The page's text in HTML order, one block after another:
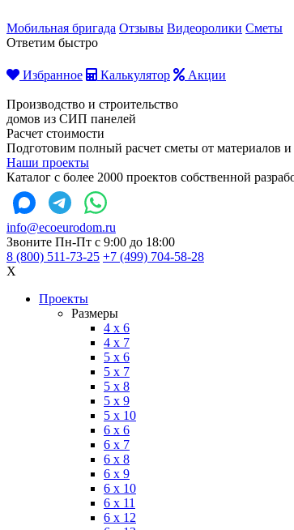
Мобильная бригада Отзывы Видеоролики Сметы
Ответим быстро
Избранное Калькулятор Акции
Производство и строительство
домов из СИП панелей
Расчет стоимости
Подготовим полный расчет сметы от материалов и
Наши проекты
Каталог с более 2000 проектов собственной
info@ecoeurodom.ru
Звоните Пн-Пт с 9:00 до 18:00
8 (800) 511-73-25 +7 (499) 704-58-28
X
Проекты
Размеры
4 x 6
4 x 7
5 x 6
5 x 7
5 x 8
5 x 9
5 x 10
6 x 6
6 x 7
6 x 8
6 x 9
6 x 10
6 x 11
6 x 12